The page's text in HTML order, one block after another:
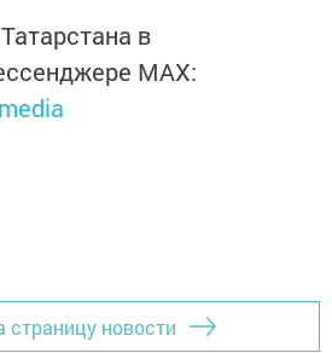
в
MАХ:
страницу новости